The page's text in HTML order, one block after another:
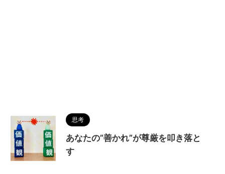
思考
あなたの”善かれ”が尊厳を叩き落と
す